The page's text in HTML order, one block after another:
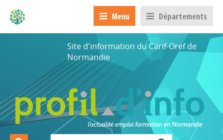
Menu Départements
Site d'information du Carif-Oref de
Normandie